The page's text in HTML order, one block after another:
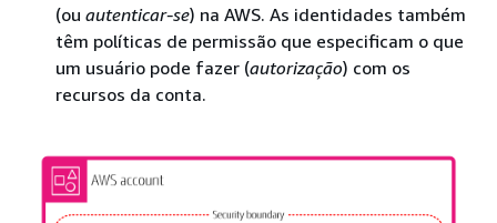
(ou autenticar-se) na AWS. As identidades também
têm políticas de permissão que especificam o que
um usuário pode fazer (autorização) com os
recursos da conta.